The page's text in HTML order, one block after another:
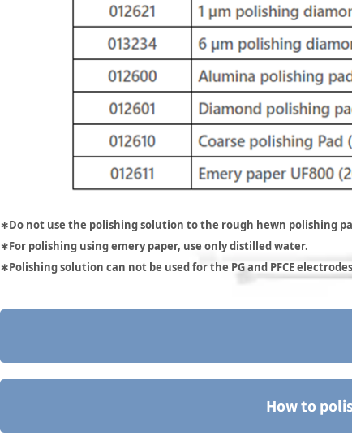
∗Do not use the polishing solution to the rough hewn polishing
∗For polishing using emery paper, use only distilled water.
∗Polishing solution can not be used for the PG and PFCE
How to